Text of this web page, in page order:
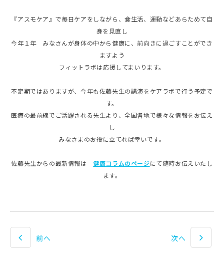
『アスモケア』で毎日ケアをしながら、食生活、運動などあらためて自
身を見直し
今年１年 みなさんが身体の中から健康に、前向きに過ごすことができ
ますよう
フィットラボは応援してまいります。
不定期ではありますが、今年も佐藤先生の講演をケアラボで行う予定で
す。
医療の最前線でご活躍される先生より、全国各地で様々な情報をお伝え
し
みなさまのお役に立てれば幸いです。
佐藤先生からの最新情報は健康コラムのページにて随時お伝えいたし
ます。
前へ 次へ